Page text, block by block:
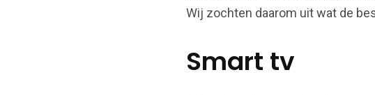
Wij zochten daarom uit wat de
Smart tv